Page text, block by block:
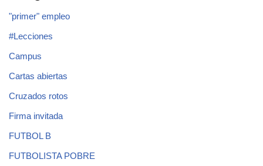
"primer" empleo
#Lecciones
Campus
Cartas abiertas
Cruzados rotos
Firma invitada
FUTBOL B
FUTBOLISTA POBRE